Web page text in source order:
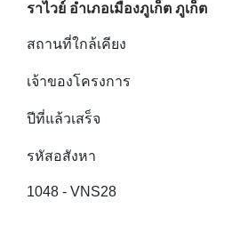
ราไวย์ อำเภอเมืองภูเก็ต ภูเก็ต
สถานที่ใกล้เคียง
เจ้าของโครงการ
ปีที่แล้วเสร็จ
รหัสอสังหา
1048 - VNS28